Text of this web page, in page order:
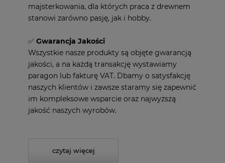
majsterkowania, dla których praca z drewnem
stanowi zarówno pasję, jak i hobby.
✅ Gwarancja Jakości
Wszystkie nasze produkty są objęte gwarancją
jakości, a na każdą transakcję wystawiamy
paragon lub fakturę VAT. Dbamy o satysfakcję
naszych klientów i zawsze staramy się zapewnić
im kompleksowe wsparcie oraz najwyższą
jakość naszych wyrobów.
czytaj więcej